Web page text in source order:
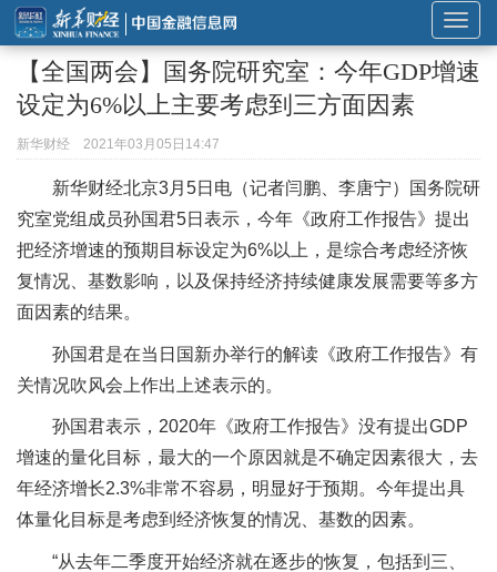
展
开
或
导
航
【全国两会】国务院研究室：今年GDP增速
设定为6%以上主要考虑到三方面因素
新华财经 2021年03月05日14:47
新华财经北京3月5日电（记者闫鹏、李唐宁）国务院研
究室党组成员孙国君5日表示，今年《政府工作报告》提出
把经济增速的预期目标设定为6%以上，是综合考虑经济恢
复情况、基数影响，以及保持经济持续健康发展需要等多方
面因素的结果。
孙国君是在当日国新办举行的解读《政府工作报告》有
关情况吹风会上作出上述表示的。
孙国君表示，2020年《政府工作报告》没有提出GDP
增速的量化目标，最大的一个原因就是不确定因素很大，去
年经济增长2.3%非常不容易，明显好于预期。今年提出具
体量化目标是考虑到经济恢复的情况、基数的因素。
“从去年二季度开始经济就在逐步的恢复，包括到三、